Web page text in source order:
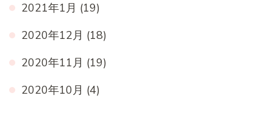
2021年1月 (19)
2020年12月 (18)
2020年11月 (19)
2020年10月 (4)